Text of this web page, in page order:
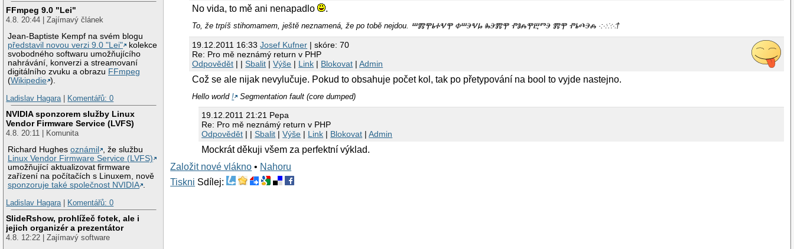
FFmpeg 9.0 "Lei"
4.8. 20:44 | Zajímavý článek
Jean-Baptiste Kempf na svém blogu
představil novou verzi 9.0 "Lei"
kolekce
svobodného softwaru umožňujícího
nahrávání, konverzi a streamovaní
digitálního zvuku a obrazu FFmpeg
(Wikipedie ).
Ladislav Hagara| Komentářů: 0
NVIDIA sponzorem služby Linux
Vendor Firmware Service (LVFS)
4.8. 20:11 | Komunita
Richard Hughesoznámil
, že službu
Linux Vendor Firmware Service (LVFS)
umožňující aktualizovat firmware
zařízení na počítačích s Linuxem, nově
sponzoruje také společnost NVIDIA .
Ladislav Hagara| Komentářů: 0
SlideRshow, prohlížeč fotek, ale i
jejich organizér a prezentátor
4.8. 12:22 | Zajímavý software
No vida, to mě ani nenapadlo .
To, že trpíš stihomamem, ještě neznamená, že po tobě nejdou. ⰞⰏⰉⰓⰀⰜⰉ ⰗⰞⰅⰜⰘ ⰈⰅⰏⰉ ⰒⰑⰎⰉⰁⰕⰅ ⰏⰉ ⰒⰓⰄⰅⰎ ·:⁖⁘⁙†
19.12.2011 16:33Josef Kufner | skóre: 70
Re: Pro mě neznámý return v PHP
Odpovědět | |Sbalit |Výše | Link | Blokovat |Admin
Což se ale nijak nevylučuje. Pokud to obsahuje počet kol, tak po přetypování na bool to vyjde nastejno.
Hello world ! Segmentation fault (core dumped)
19.12.2011 21:21 Pepa
Re: Pro mě neznámý return v PHP
Odpovědět | |Sbalit |Výše | Link | Blokovat |Admin
Mockrát děkuji všem za perfektní výklad.
Založit nové vlákno • Nahoru
Tiskni Sdílej: